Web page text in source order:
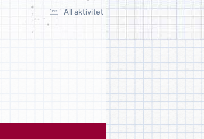
All aktivitet